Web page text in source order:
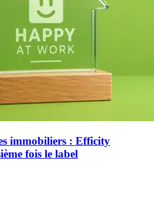
immobiliers : Efficity
fois le label